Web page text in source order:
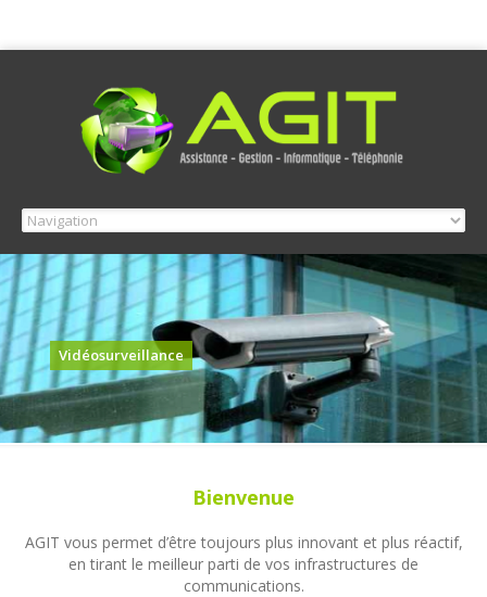
Vidéosurveillance
Bienvenue
AGIT vous permet d’être toujours plus innovant et plus réactif,
en tirant le meilleur parti de vos infrastructures de
communications.